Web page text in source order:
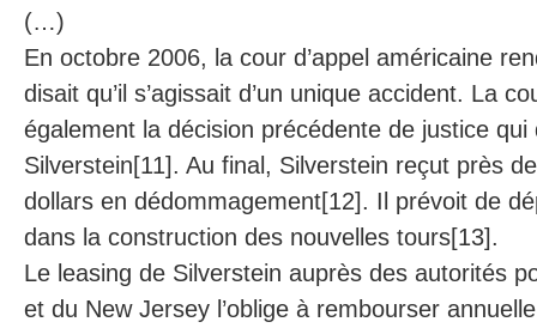
(…)
En octobre 2006, la cour d’appel américaine
disait qu’il s’agissait d’un unique accident. La
également la décision précédente de justice qui
Silverstein[11]. Au final, Silverstein reçut près
dollars en dédommagement[12]. Il prévoit de
dans la construction des nouvelles tours[13].
Le leasing de Silverstein auprès des autorités
et du New Jersey l’oblige à rembourser